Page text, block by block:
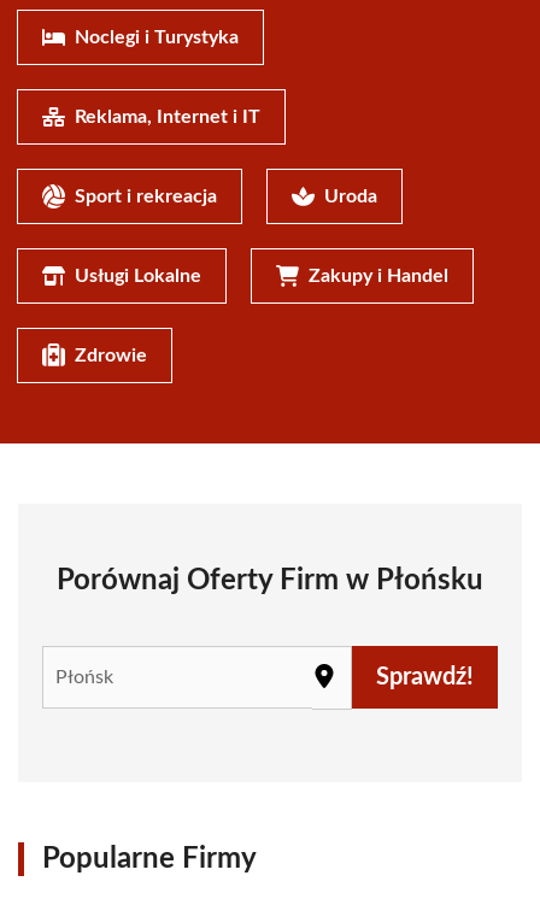
Noclegi i Turystyka
Reklama, Internet i IT
Sport i rekreacja Uroda
Usługi Lokalne Zakupy i Handel
Zdrowie
Porównaj Oferty Firm w Płońsku
Sprawdź!
Popularne Firmy